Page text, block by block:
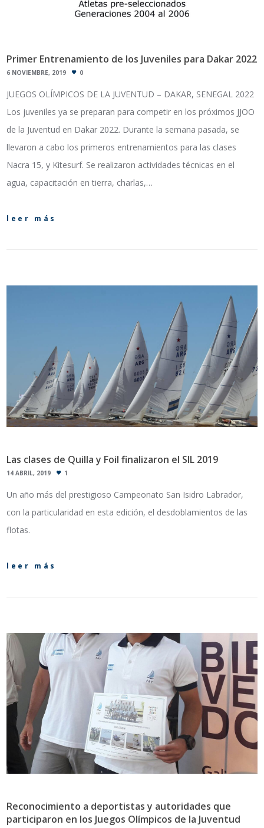
Primer Entrenamiento de los Juveniles para Dakar 2022
6 NOVIEMBRE, 2019 0
JUEGOS OLÍMPICOS DE LA JUVENTUD – DAKAR, SENEGAL 2022
Los juveniles ya se preparan para competir en los próximos JJOO
de la Juventud en Dakar 2022. Durante la semana pasada, se
llevaron a cabo los primeros entrenamientos para las clases
Nacra 15, y Kitesurf. Se realizaron actividades técnicas en el
agua, capacitación en tierra, charlas,…
leer más
Las clases de Quilla y Foil finalizaron el SIL 2019
14 ABRIL, 2019 1
Un año más del prestigioso Campeonato San Isidro Labrador,
con la particularidad en esta edición, el desdoblamientos de las
flotas.
leer más
Reconocimiento a deportistas y autoridades que
participaron en los Juegos Olímpicos de la Juventud